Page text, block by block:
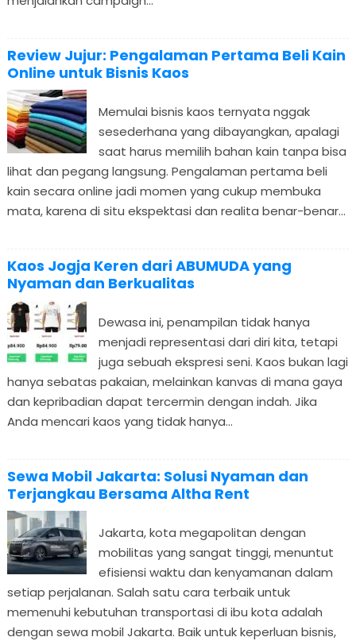
Review Jujur: Pengalaman Pertama Beli Kain
Online untuk Bisnis Kaos
Memulai bisnis kaos ternyata nggak
sesederhana yang dibayangkan, apalagi
saat harus memilih bahan kain tanpa bisa
lihat dan pegang langsung. Pengalaman pertama beli
kain secara online jadi momen yang cukup membuka
mata, karena di situ ekspektasi dan realita benar-benar...
Kaos Jogja Keren dari ABUMUDA yang
Nyaman dan Berkualitas
Dewasa ini, penampilan tidak hanya
menjadi representasi dari diri kita, tetapi
juga sebuah ekspresi seni. Kaos bukan lagi
hanya sebatas pakaian, melainkan kanvas di mana gaya
dan kepribadian dapat tercermin dengan indah. Jika
Anda mencari kaos yang tidak hanya...
Sewa Mobil Jakarta: Solusi Nyaman dan
Terjangkau Bersama Altha Rent
Jakarta, kota megapolitan dengan
mobilitas yang sangat tinggi, menuntut
efisiensi waktu dan kenyamanan dalam
setiap perjalanan. Salah satu cara terbaik untuk
memenuhi kebutuhan transportasi di ibu kota adalah
dengan sewa mobil Jakarta. Baik untuk keperluan bisnis,